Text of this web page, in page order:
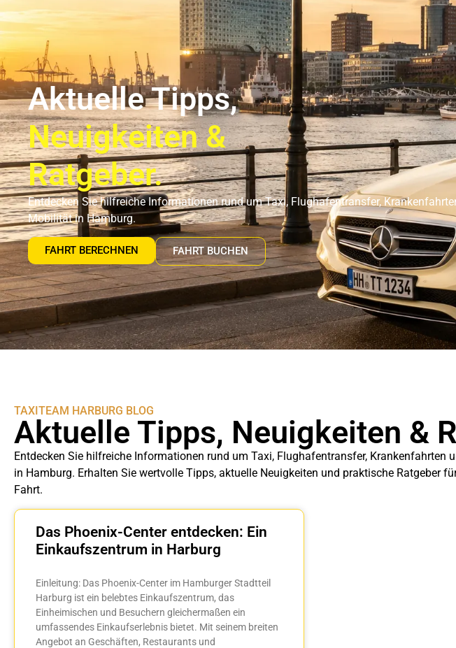
Flughafentransfer Hamburg Unser Abholservice Unser
Impressum
Aktuelle Tipps,
Neuigkeiten &
Ratgeber.
Entdecken Sie hilfreiche Informationen rund um Taxi, Flughafentransfer,
Mobilität in Hamburg.
FAHRT BERECHNEN FAHRT BUCHEN
TAXITEAM HARBURG BLOG
Aktuelle Tipps, Neuigkeiten &
Entdecken Sie hilfreiche Informationen rund um Taxi, Flughafentransfer, Krankenfahrten
in Hamburg. Erhalten Sie wertvolle Tipps, aktuelle Neuigkeiten und praktische Ratgeber
Fahrt.
Das Phoenix-Center entdecken: Ein
Einkaufszentrum in Harburg
Einleitung: Das Phoenix-Center im Hamburger Stadtteil
Harburg ist ein belebtes Einkaufszentrum, das
Einheimischen und Besuchern gleichermaßen ein
umfassendes Einkaufserlebnis bietet. Mit seinem breiten
Angebot an Geschäften, Restaurants und